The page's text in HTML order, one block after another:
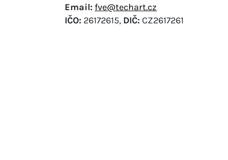
Email: fve@techart.cz
IČO: 26172615, DIČ: CZ2617261